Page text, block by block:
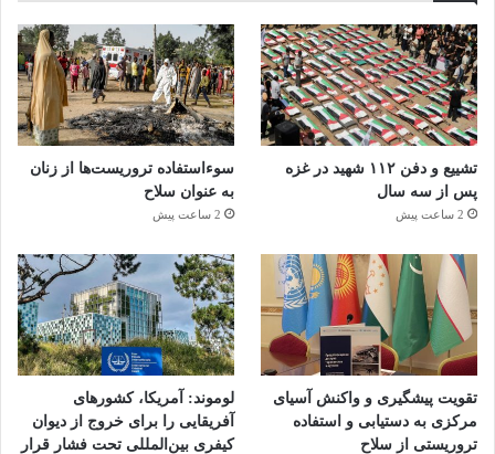
تشییع و دفن ۱۱۲ شهید در غزه
پس از سه سال
2 ساعت پیش
سوءاستفاده تروریست‌ها از زنان
به عنوان سلاح
2 ساعت پیش
تقویت پیشگیری و واکنش آسیای
مرکزی به دستیابی و استفاده
تروریستی از سلاح
لوموند: آمریکا، کشورهای
آفریقایی را برای خروج از دیوان
کیفری بین‌المللی تحت فشار قرار